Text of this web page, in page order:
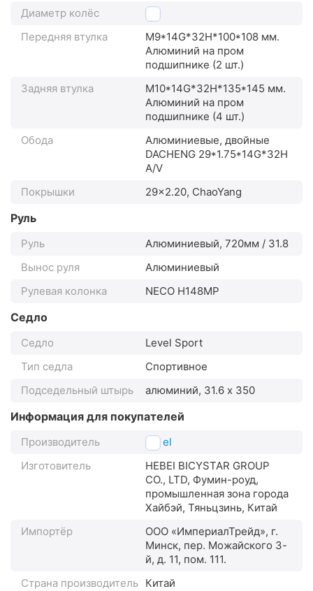
Диаметр колёс
29"
Передняя втулка
M9*14G*32H*100*108 мм.
Алюминий на пром
подшипнике (2 шт.)
Задняя втулка
M10*14G*32H*135*145 мм.
Алюминий на пром
подшипнике (4 шт.)
Обода
Алюминиевые, двойные
DACHENG 29*1.75*14G*32H
A/V
Покрышки
29x2.20, ChaoYang
Руль
Руль
Алюминиевый, 720мм / 31.8
Вынос руля
Алюминиевый
Рулевая колонка
NECO H148MP
Седло
Седло
Level Sport
Тип седла
Спортивное
Подседельный штырь
алюминий, 31.6 x 350
Информация для покупателей
Производитель
Level
Изготовитель
HEBEI BICYSTAR GROUP
СО., LTD, Фумин-роуд,
промышленная зона города
Хайбэй, Тяньцзинь, Китай
Импортёр
ООО «ИмпериалТрейд», г.
Минск, пер. Можайского 3-
й, д. 11, пом. 111.
Страна производитель Китай